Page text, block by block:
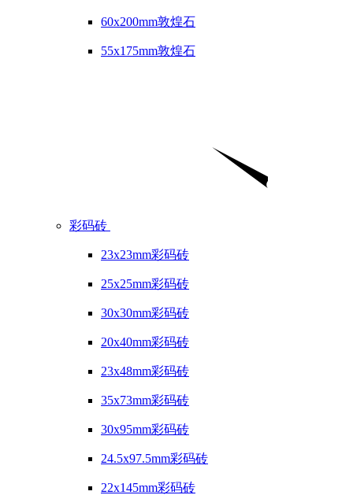
60x200mm敦煌石
55x175mm敦煌石
彩码砖
23x23mm彩码砖
25x25mm彩码砖
30x30mm彩码砖
20x40mm彩码砖
23x48mm彩码砖
35x73mm彩码砖
30x95mm彩码砖
24.5x97.5mm彩码砖
22x145mm彩码砖